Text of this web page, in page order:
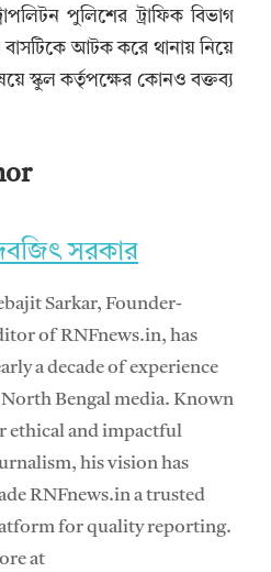
পুলিশের ট্রাফিক বিভাগ
আটক করে থানায় নিয়ে
স্কুল কর্তৃপক্ষের কোনও বক্তব্য
সরকার
Sarkar, Founder-
of RNFnews.in, has
a decade of experience
Bengal media. Known
ethical and impactful
his vision has
RNFnews.in a trusted
for quality reporting.
at